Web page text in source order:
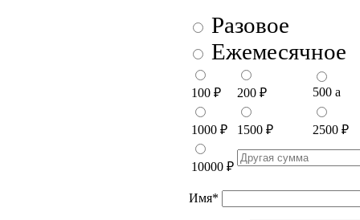
Разовое
Ежемесячное
100 ₽ 200 ₽ 500 a
1000 ₽ 1500 ₽ 2500 ₽
10000 ₽
Имя*